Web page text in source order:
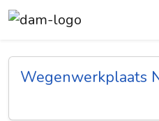
Wegenwerkplaats